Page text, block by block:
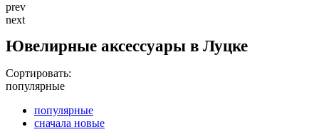
prev
next
Ювелирные аксессуары в Луцке
Сортировать:
популярные
популярные
сначала новые